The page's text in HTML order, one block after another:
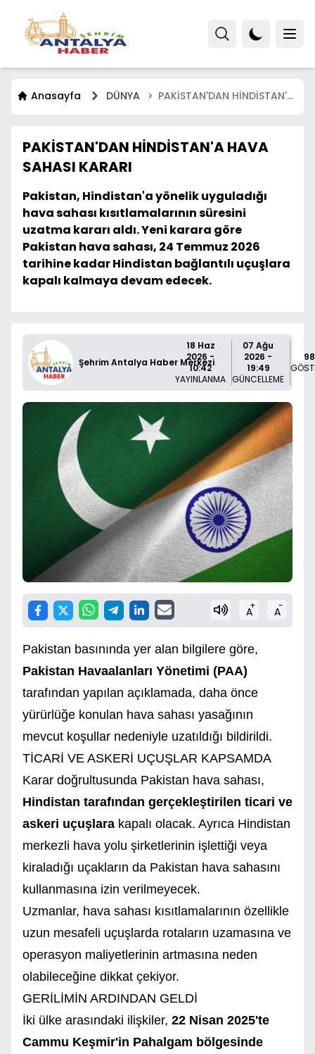
Anasayfa DÜNYA
PAKİSTAN'DAN HİNDİSTAN'A
PAKİSTAN'DAN HİNDİSTAN'A HAVA
SAHASI KARARI
Pakistan, Hindistan'a yönelik uyguladığı
hava sahası kısıtlamalarının süresini
uzatma kararı aldı. Yeni karara göre
Pakistan hava sahası, 24 Temmuz 2026
tarihine kadar Hindistan bağlantılı uçuşlara
kapalı kalmaya devam edecek.
Şehrim Antalya Haber Merkezi
18 Haz
2026 -
10:42
YAYINLANMA
07 Ağu
2026 -
19:49
GÜNCELLEME
A+ A-
Pakistan basınında yer alan bilgilere göre,
Pakistan Havaalanları Yönetimi (PAA)
tarafından yapılan açıklamada, daha önce
yürürlüğe konulan hava sahası yasağının
mevcut koşullar nedeniyle uzatıldığı bildirildi.
TİCARİ VE ASKERİ UÇUŞLAR KAPSAMDA
Karar doğrultusunda Pakistan hava sahası,
Hindistan tarafından gerçekleştirilen ticari ve
askeri uçuşlara kapalı olacak. Ayrıca Hindistan
merkezli hava yolu şirketlerinin işlettiği veya
kiraladığı uçakların da Pakistan hava sahasını
kullanmasına izin verilmeyecek.
Uzmanlar, hava sahası kısıtlamalarının özellikle
uzun mesafeli uçuşlarda rotaların uzamasına ve
operasyon maliyetlerinin artmasına neden
olabileceğine dikkat çekiyor.
GERİLİMİN ARDINDAN GELDİ
İki ülke arasındaki ilişkiler, 22 Nisan 2025'te
Cammu Keşmir'in Pahalgam bölgesinde